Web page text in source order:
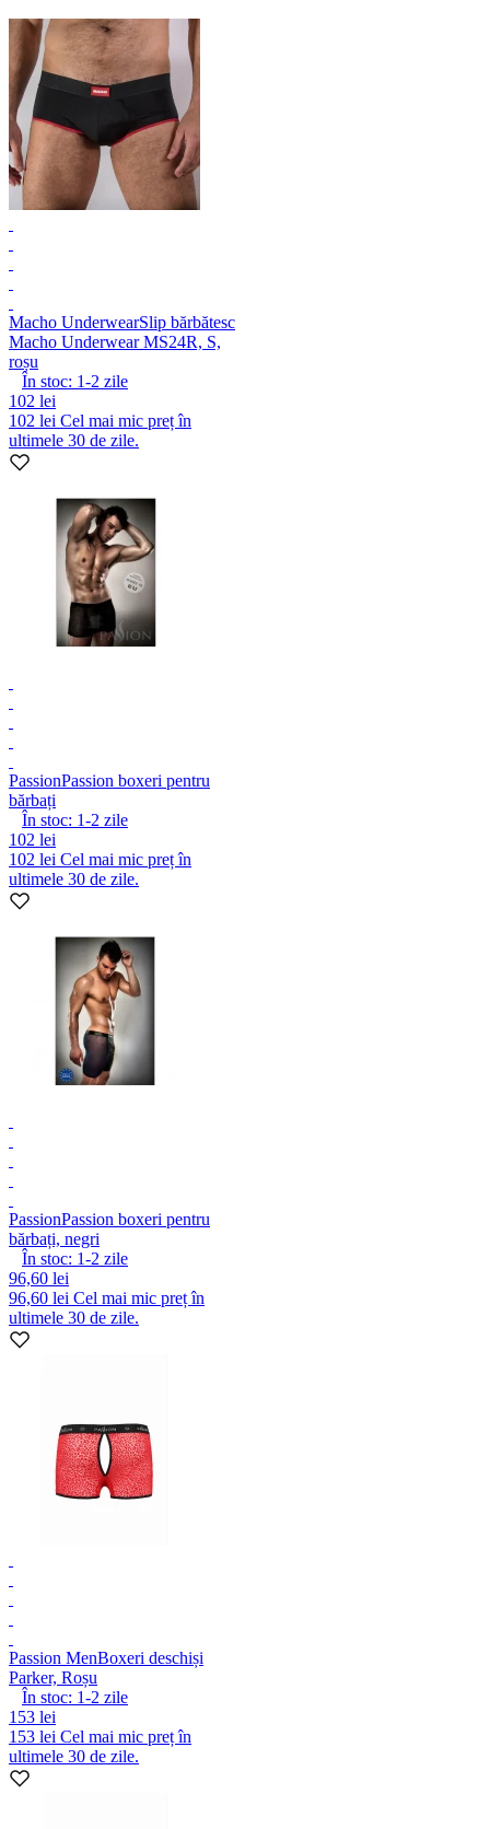
Macho UnderwearSlip bărbătesc
Macho Underwear MS24R, S,
roșu
În stoc: 1-2 zile
102 lei
102 lei Cel mai mic preț în
ultimele 30 de zile.
PassionPassion boxeri pentru
bărbați
În stoc: 1-2 zile
102 lei
102 lei Cel mai mic preț în
ultimele 30 de zile.
PassionPassion boxeri pentru
bărbați, negri
În stoc: 1-2 zile
96,60 lei
96,60 lei Cel mai mic preț în
ultimele 30 de zile.
Passion MenBoxeri deschiși
Parker, Roșu
În stoc: 1-2 zile
153 lei
153 lei Cel mai mic preț în
ultimele 30 de zile.